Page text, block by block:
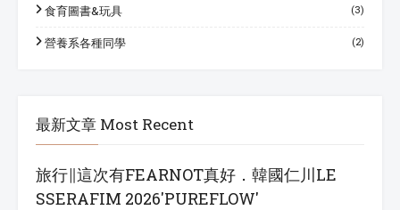
食育圖書&玩具 (3)
營養系各種同學 (2)
最新文章 Most Recent
旅行∥這次有FEARNOT真好．韓國仁川LE
SSERAFIM 2026'PUREFLOW'